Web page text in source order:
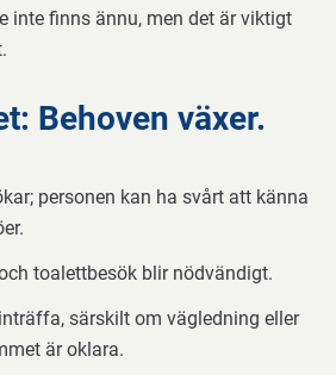
inte finns ännu, men det är viktigt
Behoven växer.
personen kan ha svårt att känna
toalettbesök blir nödvändigt.
särskilt om vägledning eller
är oklara.